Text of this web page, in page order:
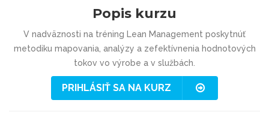
Popis kurzu
V nadväznosti na tréning Lean Management poskytnúť
metodiku mapovania, analýzy a zefektívnenia hodnotových
tokov vo výrobe a v službách.
PRIHLÁSIŤ SA NA KURZ